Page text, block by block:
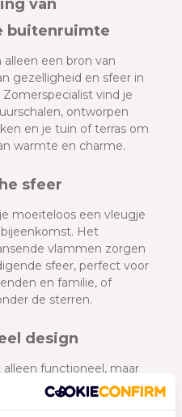
van
buitenruimte
een bron van
gezelligheid en sfeer in
vind je
ontworpen
en je tuin of terras om
warmte en charme.
sfeer
moeiteloos een vleugje
Het
vlammen zorgen
sfeer, perfect voor
en familie, of
de sterren.
design
functioneel, maar
aan ontwerpen en
gietijzer of keramiek,